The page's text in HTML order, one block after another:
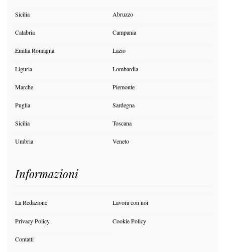
Sicilia Abruzzo
Calabria Campania
Emilia Romagna Lazio
Liguria Lombardia
Marche Piemonte
Puglia Sardegna
Sicilia Toscana
Umbria Veneto
Informazioni
La Redazione Lavora con noi
Privacy Policy Cookie Policy
Contatti